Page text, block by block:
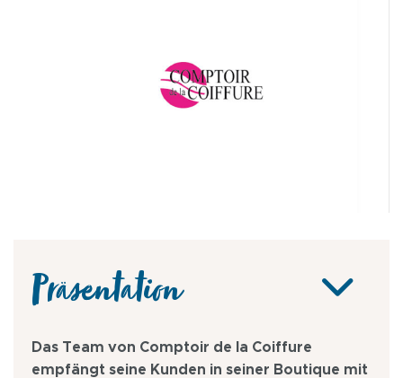
Präsentation
Das Team von Comptoir de la Coiffure
empfängt seine Kunden in seiner Boutique mit